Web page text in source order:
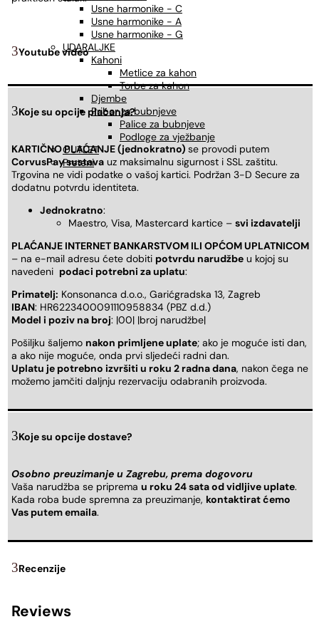
Usne harmonike - C
Usne harmonike - A
Usne harmonike - G
UDARALJKE
Kahoni
Metlice za kahon
Torbe za kahon
Djembe
Pribor za bubnjeve
Palice za bubnjeve
Podloge za vježbanje
OUTLET
Prsteni
Youtube video
Koje su opcije plaćanja?
KARTIČNO PLAĆANJE (jednokratno) se provodi putem
CorvusPay sustava uz maksimalnu sigurnost i SSL zaštitu.
Trgovina ne vidi podatke o vašoj kartici. Podržan 3-D Secure za
dodatnu potvrdu identiteta.
Jednokratno:
Maestro, Visa, Mastercard kartice – svi izdavatelji
PLAĆANJE INTERNET BANKARSTVOM ILI OPĆOM UPLATNICOM
– na e-mail adresu ćete dobiti potvrdu narudžbe u kojoj su
navedeni podaci potrebni za uplatu:
Primatelj: Konsonanca d.o.o., Garićgradska 13, Zagreb
IBAN: HR6223400091110958834 (PBZ d.d.)
Model i poziv na broj: |00| |broj narudžbe|
Pošiljku šaljemo nakon primljene uplate; ako je moguće isti dan,
a ako nije moguće, onda prvi sljedeći radni dan.
Uplatu je potrebno izvršiti u roku 2 radna dana, nakon čega ne
možemo jamčiti daljnju rezervaciju odabranih proizvoda.
Koje su opcije dostave?
Osobno preuzimanje u Zagrebu, prema dogovoru
Vaša narudžba se priprema u roku 24 sata od vidljive uplate.
Kada roba bude spremna za preuzimanje, kontaktirat ćemo
Vas putem emaila.
Recenzije
Reviews